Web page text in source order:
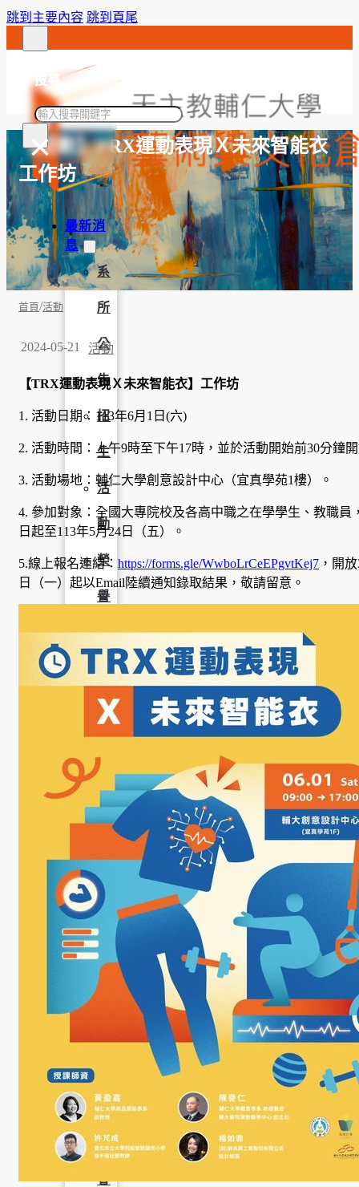
跳到主要內容 跳到頁尾
搜尋
搜
×
最新消
息
系
所
公
告
招
生
活
動
榮
譽
榜
獎
助
學
金
學程簡
介
容
課程資
訊
招生資
訊
成果發
錦
學
社
會
【活動】TRX運動表現Ｘ未來智能衣
工作坊
首頁/活動
2024-05-21 活動
【TRX運動表現Ｘ未來智能衣】工作坊
1. 活動日期：113年6月1日(六)
2. 活動時間：上午9時至下午17時，並於活動開始前30分鐘
3. 活動場地：輔仁大學創意設計中心（宜真學苑1樓）。
4. 參加對象：全國大專院校及各高中職之在學學生、教職
日起至113年5月24日（五）。
5.線上報名連結： https://forms.gle/WwboLrCeEPgvtKej7 ，開
日（一）起以Email陸續通知錄取結果，敬請留意。